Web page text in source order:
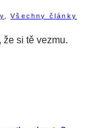
,Všechny články
že si tě vezmu.